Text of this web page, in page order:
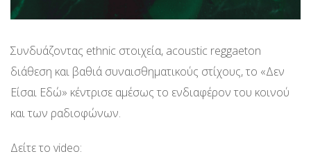
Συνδυάζοντας ethnic στοιχεία, acoustic reggaeton
διάθεση και βαθιά συναισθηματικούς στίχους, το «Δεν
Είσαι Εδώ» κέντρισε αμέσως το ενδιαφέρον του κοινού
και των ραδιοφώνων.
Δείτε το video: